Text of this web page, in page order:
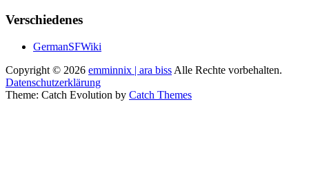
Verschiedenes
GermanSFWiki
Copyright © 2026 emminnix | ara biss Alle Rechte vorbehalten.
Datenschutzerklärung
Theme: Catch Evolution by Catch Themes